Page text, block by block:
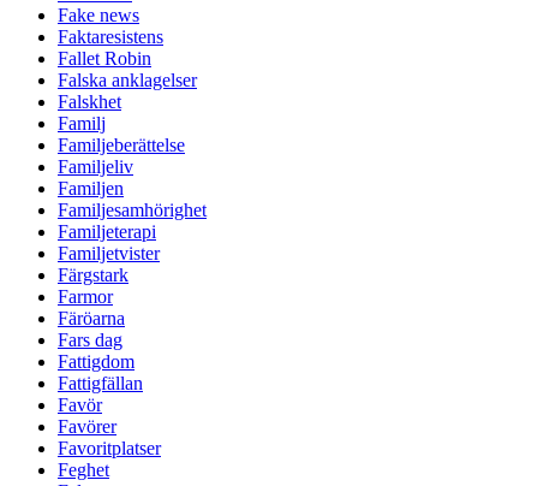
Fake news
Faktaresistens
Fallet Robin
Falska anklagelser
Falskhet
Familj
Familjeberättelse
Familjeliv
Familjen
Familjesamhörighet
Familjeterapi
Familjetvister
Färgstark
Farmor
Färöarna
Fars dag
Fattigdom
Fattigfällan
Favör
Favörer
Favoritplatser
Feghet